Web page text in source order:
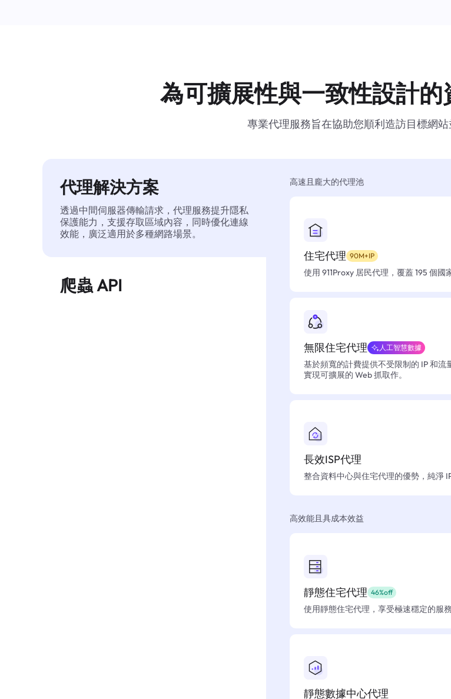
為可擴展性與一致性設計
專業代理服務旨在協助您順利造訪目標網站
代理解決方案
透過中間伺服器傳輸請求，代理服務提升隱私
保護能力，支援存取區域內容，同時優化連線
效能，廣泛適用於多種網路場景。
爬蟲 API
高速且龐大的代理池
住宅代理 90M+IP
使用 911Proxy 居民代理，覆蓋 195 個國
無限住宅代理 人工智慧數據
基於頻寬的計費提供不受限制的 IP 和
實現可擴展的 Web 抓取作。
長效ISP代理
整合資料中心與住宅代理的優勢，純淨
高效能且具成本效益
靜態住宅代理 46%off
使用靜態住宅代理，享受極速穩定的服
靜態數據中心代理